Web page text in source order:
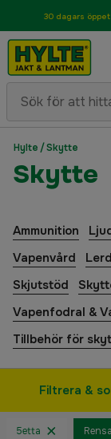
30 dagars
Hylte /Skytte
Skytte
Ammunition
Vapenvård
Skjutstöd
Vapenfodral &
Tillbehör för
Filtrera &
5etta